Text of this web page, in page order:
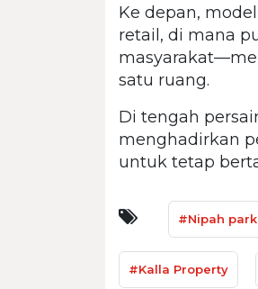
Ke depan,
retail, di mana
satu ruang.
Di tengah
menghadirkan
untuk tetap
#Nipah park
#Kalla Property